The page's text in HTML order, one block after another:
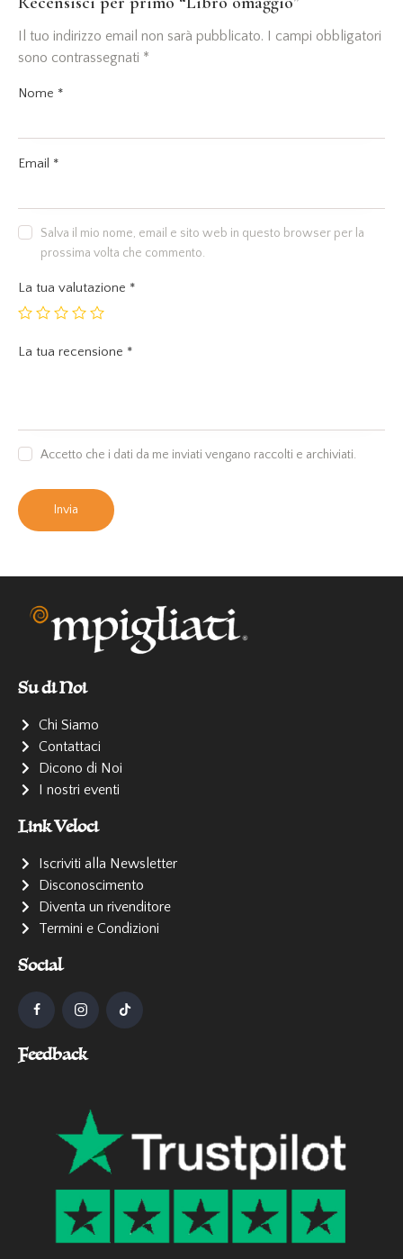
Il tuo indirizzo email non sarà pubblicato. I campi obbligatori
sono contrassegnati *
Nome *
Email *
Salva il mio nome, email e sito web in questo browser per la
prossima volta che commento.
La tua valutazione *
La tua recensione *
Accetto che i dati da me inviati vengano raccolti e archiviati.
Su di Noi
Chi Siamo
Contattaci
Dicono di Noi
I nostri eventi
Link Veloci
Iscriviti alla Newsletter
Disconoscimento
Diventa un rivenditore
Termini e Condizioni
Social
Feedback